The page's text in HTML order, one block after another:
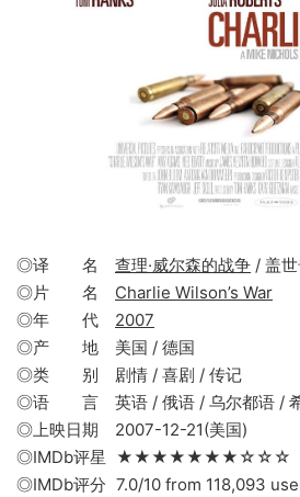
◎译 名 查理·威尔森的战争 / 盖
◎片 名 Charlie Wilson’s War
◎年 代 2007
◎产 地 美国 / 德国
◎类 别 剧情 / 喜剧 / 传记
◎语 言 英语 / 俄语 / 乌尔都语 / 希
◎上映日期 2007-12-21(美国)
◎IMDb评星 ★★★★★★★☆☆☆
◎IMDb评分 7.0/10 from 118,093